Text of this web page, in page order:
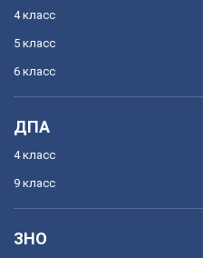
4 класс
5 класс
6 класс
ДПА
4 класс
9 класс
ЗНО